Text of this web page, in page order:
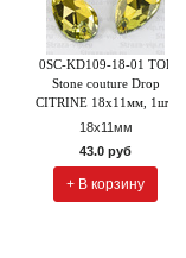
0SC-KD109-18-01 TOP
Stone couture Drop
CITRINE 18x11мм, 1шт.
18х11мм
43.0 руб
+ В корзину